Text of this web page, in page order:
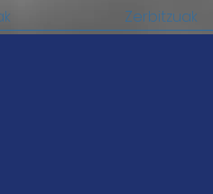
Zerbitzuak